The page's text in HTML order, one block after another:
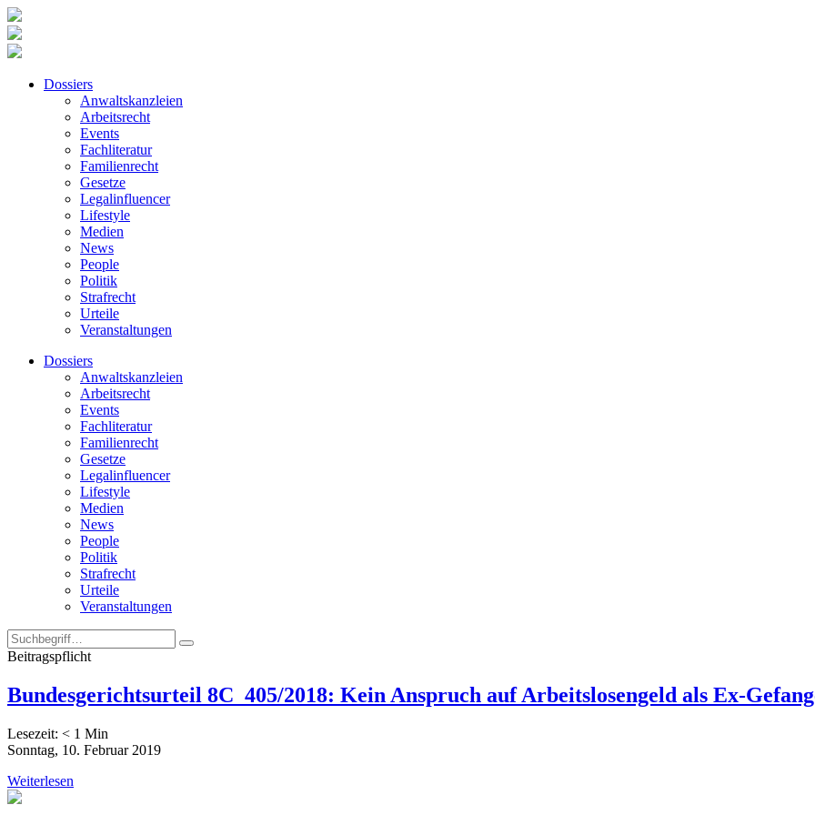
Dossiers
Anwaltskanzleien
Arbeitsrecht
Events
Fachliteratur
Familienrecht
Gesetze
Legalinfluencer
Lifestyle
Medien
News
People
Politik
Strafrecht
Urteile
Veranstaltungen
Dossiers
Anwaltskanzleien
Arbeitsrecht
Events
Fachliteratur
Familienrecht
Gesetze
Legalinfluencer
Lifestyle
Medien
News
People
Politik
Strafrecht
Urteile
Veranstaltungen
Beitragspflicht
Bundesgerichtsurteil 8C_405/2018: Kein Anspruch auf Arbeitslosengeld als Ex-
Lesezeit: < 1 Min
Sonntag, 10. Februar 2019
Weiterlesen